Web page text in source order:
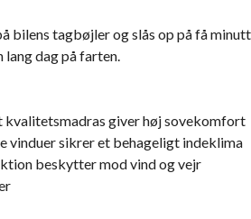
bilens tagbøjler og slås op på få
lang dag på farten.
kvalitetsmadras giver høj sovekomfort
vinduer sikrer et behageligt indeklima
beskytter mod vind og vejr